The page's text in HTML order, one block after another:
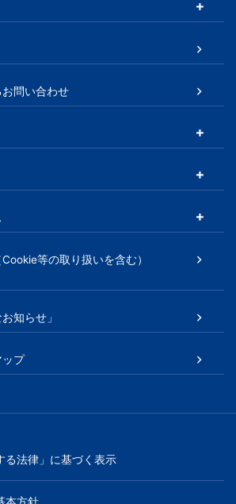
問い合わせ
等の取り扱いを含む）
知らせ」
プ
る法律」に基づく表示